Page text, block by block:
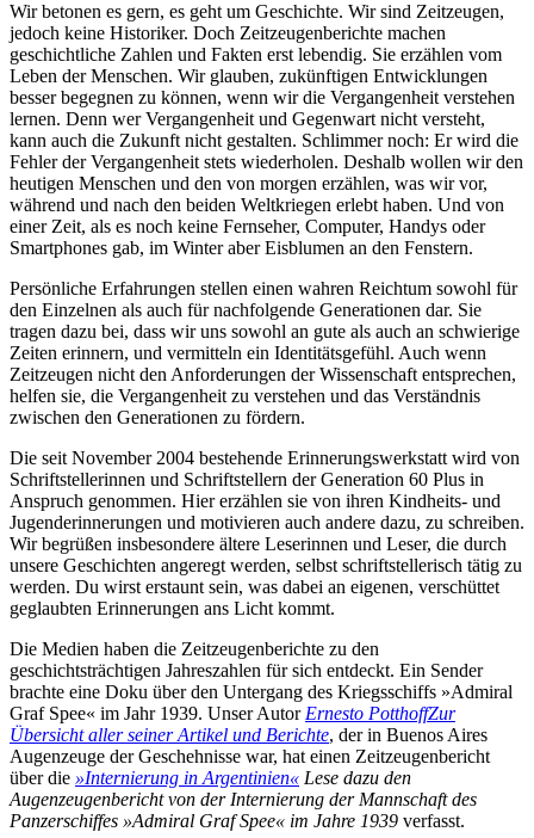
Wir betonen es gern, es geht um Geschichte. Wir sind Zeitzeugen,
jedoch keine Historiker. Doch Zeitzeugenberichte machen
geschichtliche Zahlen und Fakten erst lebendig. Sie erzählen vom
Leben der Menschen. Wir glauben, zukünftigen Entwicklungen
besser begegnen zu können, wenn wir die Vergangenheit verstehen
lernen. Denn wer Vergangenheit und Gegenwart nicht versteht,
kann auch die Zukunft nicht gestalten. Schlimmer noch: Er wird die
Fehler der Vergangenheit stets wiederholen. Deshalb wollen wir den
heutigen Menschen und den von morgen erzählen, was wir vor,
während und nach den beiden Weltkriegen erlebt haben. Und von
einer Zeit, als es noch keine Fernseher, Computer, Handys oder
Smartphones gab, im Winter aber Eisblumen an den Fenstern.
Persönliche Erfahrungen stellen einen wahren Reichtum sowohl für
den Einzelnen als auch für nachfolgende Generationen dar. Sie
tragen dazu bei, dass wir uns sowohl an gute als auch an schwierige
Zeiten erinnern, und vermitteln ein Identitätsgefühl. Auch wenn
Zeitzeugen nicht den Anforderungen der Wissenschaft entsprechen,
helfen sie, die Vergangenheit zu verstehen und das Verständnis
zwischen den Generationen zu fördern.
Die seit November 2004 bestehende Erinnerungswerkstatt wird von
Schriftstellerinnen und Schriftstellern der Generation 60 Plus in
Anspruch genommen. Hier erzählen sie von ihren Kindheits- und
Jugenderinnerungen und motivieren auch andere dazu, zu schreiben.
Wir begrüßen insbesondere ältere Leserinnen und Leser, die durch
unsere Geschichten angeregt werden, selbst schriftstellerisch tätig zu
werden. Du wirst erstaunt sein, was dabei an eigenen, verschüttet
geglaubten Erinnerungen ans Licht kommt.
Die Medien haben die Zeitzeugenberichte zu den
geschichtsträchtigen Jahreszahlen für sich entdeckt. Ein Sender
brachte eine Doku über den Untergang des Kriegsschiffs »Admiral
Graf Spee« im Jahr 1939. Unser Autor Ernesto PotthoffZur
Übersicht aller seiner Artikel und Berichte, der in Buenos Aires
Augenzeuge der Geschehnisse war, hat einen Zeitzeugenbericht
über die »Internierung in Argentinien« Lese dazu den
Augenzeugenbericht von der Internierung der Mannschaft des
Panzerschiffes »Admiral Graf Spee« im Jahre 1939 verfasst.